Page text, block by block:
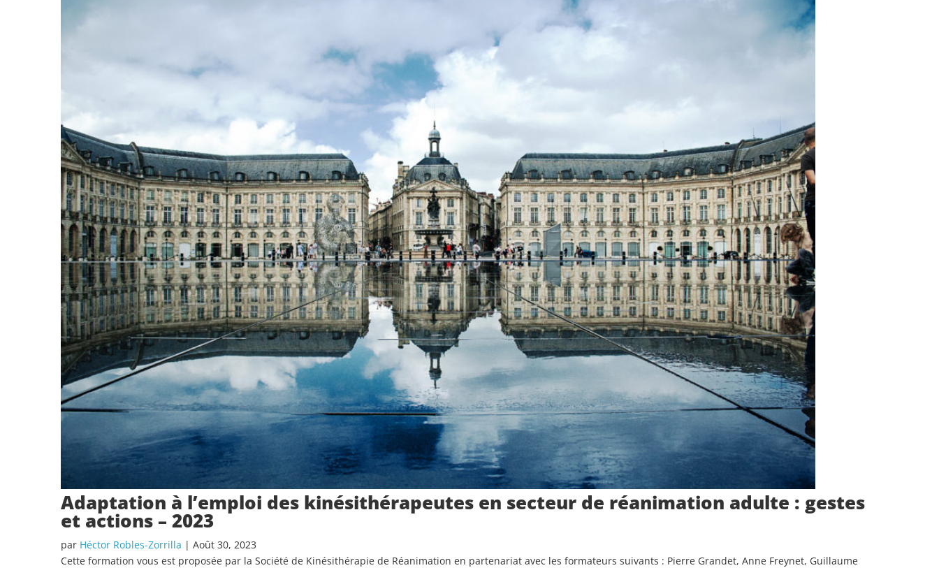
Adaptation à l’emploi des kinésithérapeutes en secteur de réanimation adulte : gestes
et actions – 2023
par Héctor Robles-Zorrilla | Août 30, 2023
Cette formation vous est proposée par la Société de Kinésithérapie de Réanimation en partenariat avec les formateurs suivants : Pierre Grandet, Anne Freynet, Guillaume